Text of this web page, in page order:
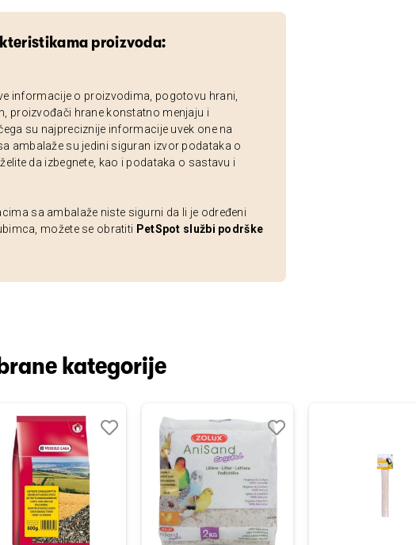
proizvoda:
informacije o proizvodima, pogotovu hrani,
proizvođači hrane konstatno menjaju i
su najpreciznije informacije uvek one na
ambalaže su jedini siguran izvor podataka o
da izbegnete, kao i podataka o sastavu i
sa ambalaže niste sigurni da li je određeni
možete se obratiti PetSpot službi podrške
kategorije
Dodaj
želja
Uporedi